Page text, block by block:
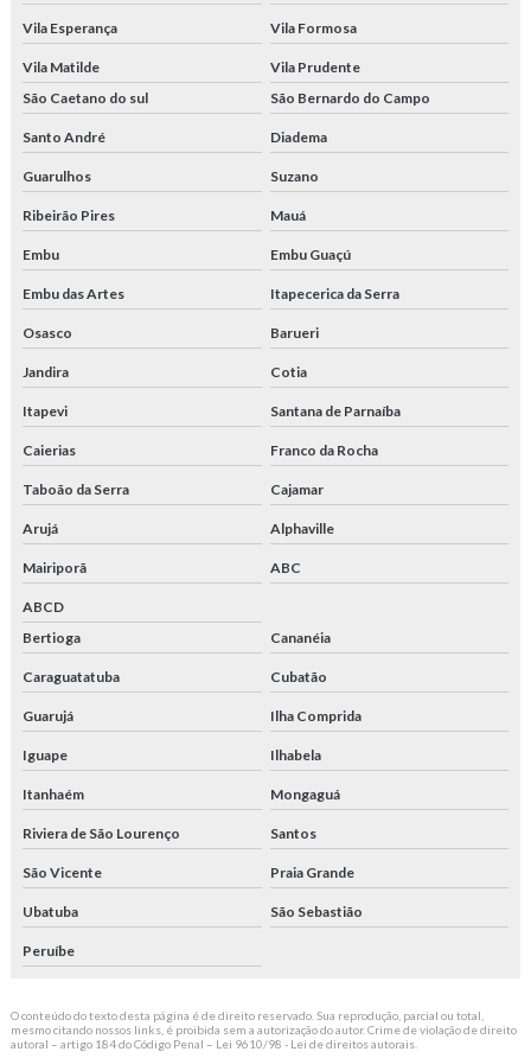
Vila Esperança Vila Formosa
Vila Matilde
Vila Prudente
São Caetano do sul
São Bernardo do Campo
Santo André Diadema
Guarulhos Suzano
Ribeirão Pires Mauá
Embu Embu Guaçú
Embu das Artes Itapecerica da Serra
Osasco Barueri
Jandira Cotia
Itapevi Santana de Parnaíba
Caierias Franco da Rocha
Taboão da Serra Cajamar
Arujá Alphaville
Mairiporã ABC
ABCD
Bertioga
Cananéia
Caraguatatuba Cubatão
Guarujá Ilha Comprida
Iguape Ilhabela
Itanhaém Mongaguá
Riviera de São Lourenço Santos
São Vicente Praia Grande
Ubatuba São Sebastião
Peruíbe
O conteúdo do texto desta página é de direito reservado. Sua reprodução, parcial ou total,
mesmo citando nossos links, é proibida sem a autorização do autor. Crime de violação de direito
autoral – artigo 184 do Código Penal – Lei 9610/98 - Lei de direitos autorais